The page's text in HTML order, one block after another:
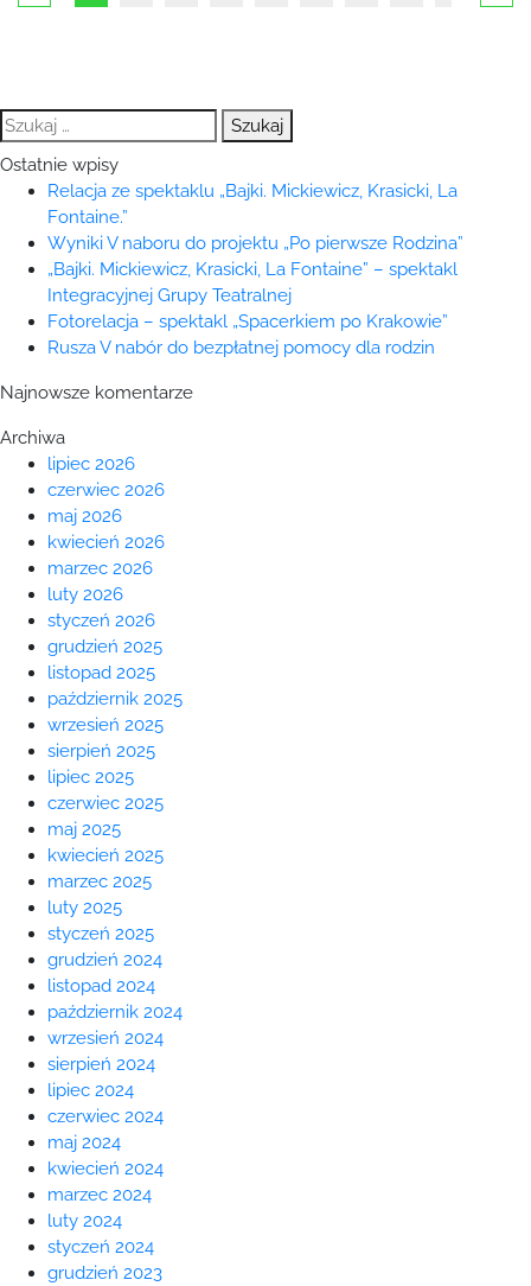
Szukaj:
Ostatnie wpisy
Relacja ze spektaklu „Bajki. Mickiewicz, Krasicki, La
Fontaine.”
Wyniki V naboru do projektu „Po pierwsze Rodzina”
„Bajki. Mickiewicz, Krasicki, La Fontaine” – spektakl
Integracyjnej Grupy Teatralnej
Fotorelacja – spektakl „Spacerkiem po Krakowie”
Rusza V nabór do bezpłatnej pomocy dla rodzin
Najnowsze komentarze
Archiwa
lipiec 2026
czerwiec 2026
maj 2026
kwiecień 2026
marzec 2026
luty 2026
styczeń 2026
grudzień 2025
listopad 2025
październik 2025
wrzesień 2025
sierpień 2025
lipiec 2025
czerwiec 2025
maj 2025
kwiecień 2025
marzec 2025
luty 2025
styczeń 2025
grudzień 2024
listopad 2024
październik 2024
wrzesień 2024
sierpień 2024
lipiec 2024
czerwiec 2024
maj 2024
kwiecień 2024
marzec 2024
luty 2024
styczeń 2024
grudzień 2023